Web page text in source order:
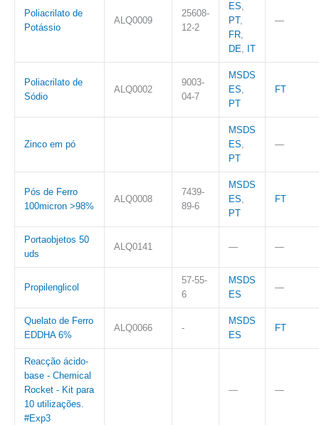
Poliacrilato de
Potássio
ALQ0009
25608-
12-2
ES,
PT,
FR,
DE, IT
—
Poliacrilato de
Sódio
ALQ0002
9003-
04-7
MSDS
ES,
PT
FT
Zinco em pó
MSDS
ES,
PT
—
Pós de Ferro
100micron >98%
ALQ0008
7439-
89-6
MSDS
ES,
PT
FT
Portaobjetos 50
uds
ALQ0141 — —
Propilenglicol
57-55-
6
MSDS
ES
—
Quelato de Ferro
EDDHA 6%
ALQ0066 -
MSDS
ES
FT
Reacção ácido-
base - Chemical
Rocket - Kit para
10 utilizações.
#Exp3
— —